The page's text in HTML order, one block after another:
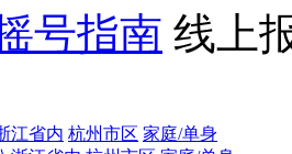
号指南 线上
江省内 杭州市区 家庭/单身